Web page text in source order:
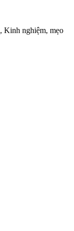
, Kinh nghiệm, mẹo